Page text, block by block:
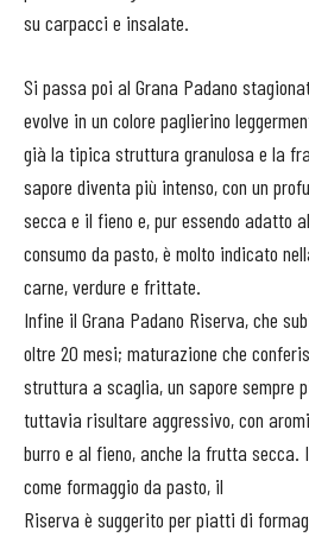
su carpacci e insalate.
Si passa poi al Grana Padano
evolve in un colore paglierino
già la tipica struttura granulosa e la
sapore diventa più intenso, con un
secca e il fieno e, pur essendo adatto
consumo da pasto, è molto indicato
carne, verdure e frittate.
Infine il Grana Padano Riserva, che
oltre 20 mesi; maturazione che
struttura a scaglia, un sapore sempre
tuttavia risultare aggressivo, con
burro e al fieno, anche la frutta
come formaggio da pasto, il
Riserva è suggerito per piatti di